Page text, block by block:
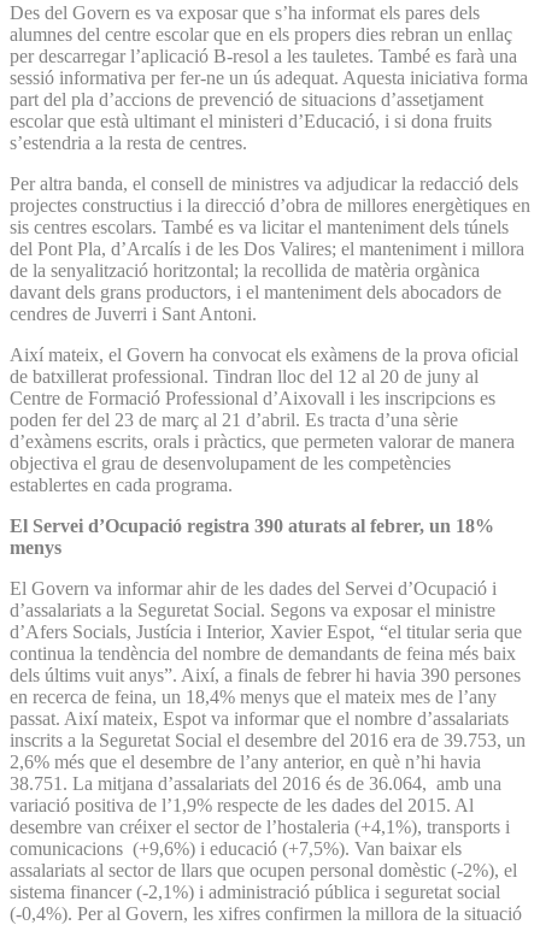
Des del Govern es va exposar que s’ha informat els pares dels
alumnes del centre escolar que en els propers dies rebran un enllaç
per descarregar l’aplicació B-resol a les tauletes. També es farà una
sessió informativa per fer-ne un ús adequat. Aquesta iniciativa forma
part del pla d’accions de prevenció de situacions d’assetjament
escolar que està ultimant el ministeri d’Educació, i si dona fruits
s’estendria a la resta de centres.
Per altra banda, el consell de ministres va adjudicar la redacció dels
projectes constructius i la direcció d’obra de millores energètiques en
sis centres escolars. També es va licitar el manteniment dels túnels
del Pont Pla, d’Arcalís i de les Dos Valires; el manteniment i millora
de la senyalització horitzontal; la recollida de matèria orgànica
davant dels grans productors, i el manteniment dels abocadors de
cendres de Juverri i Sant Antoni.
Així mateix, el Govern ha convocat els exàmens de la prova oficial
de batxillerat professional. Tindran lloc del 12 al 20 de juny al
Centre de Formació Professional d’Aixovall i les inscripcions es
poden fer del 23 de març al 21 d’abril. Es tracta d’una sèrie
d’exàmens escrits, orals i pràctics, que permeten valorar de manera
objectiva el grau de desenvolupament de les competències
establertes en cada programa.
El Servei d’Ocupació registra 390 aturats al febrer, un 18%
menys
El Govern va informar ahir de les dades del Servei d’Ocupació i
d’assalariats a la Seguretat Social. Segons va exposar el ministre
d’Afers Socials, Justícia i Interior, Xavier Espot, “el titular seria que
continua la tendència del nombre de demandants de feina més baix
dels últims vuit anys”. Així, a finals de febrer hi havia 390 persones
en recerca de feina, un 18,4% menys que el mateix mes de l’any
passat. Així mateix, Espot va informar que el nombre d’assalariats
inscrits a la Seguretat Social el desembre del 2016 era de 39.753, un
2,6% més que el desembre de l’any anterior, en què n’hi havia
38.751. La mitjana d’assalariats del 2016 és de 36.064, amb una
variació positiva de l’1,9% respecte de les dades del 2015. Al
desembre van créixer el sector de l’hostaleria (+4,1%), transports i
comunicacions (+9,6%) i educació (+7,5%). Van baixar els
assalariats al sector de llars que ocupen personal domèstic (-2%), el
sistema financer (-2,1%) i administració pública i seguretat social
(-0,4%). Per al Govern, les xifres confirmen la millora de la situació